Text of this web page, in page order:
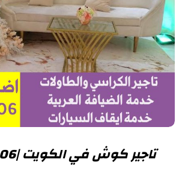
تاجير كوش في الكويت |56632006